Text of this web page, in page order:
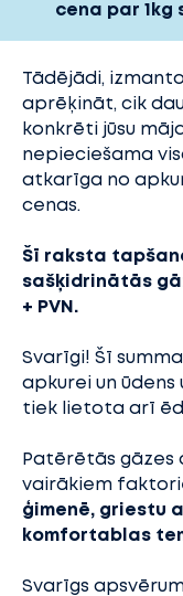
cena par
Tādējādi,
aprēķināt, cik
konkrēti jūsu
nepieciešama
atkarīga no
cenas.
Šī raksta
sašķidrinātās
+ PVN.
Svarīgi! Šī
apkurei un ūdens
tiek lietota arī
Patērētās gāzes
vairākiem
ģimenē, griestu
komfortablas
Svarīgs